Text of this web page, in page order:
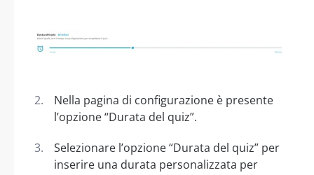
Nella pagina di configurazione è presente
l’opzione “Durata del quiz”.
Selezionare l’opzione “Durata del quiz” per
inserire una durata personalizzata per